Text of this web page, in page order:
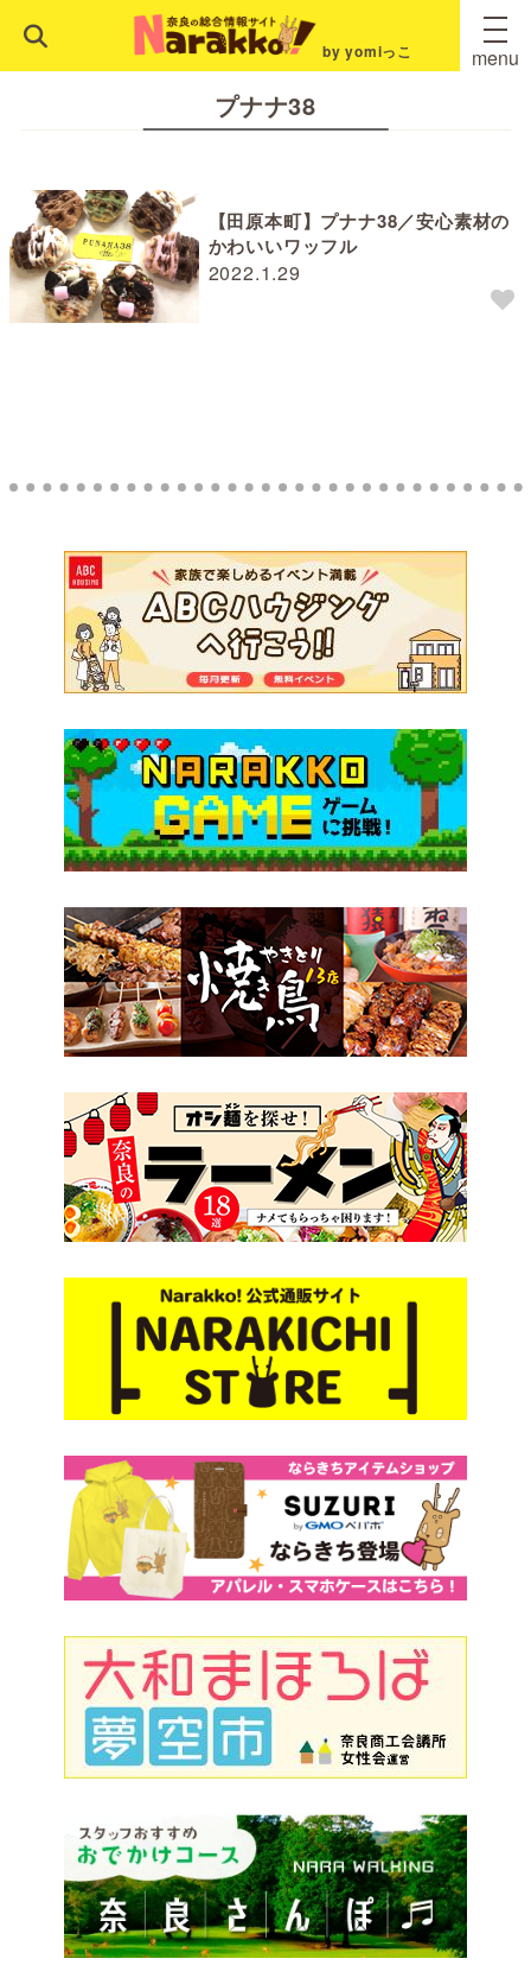
by yomiっこ menu
プナナ38
2022.1.29
【田原本町】プナナ38／安心素材の
かわいいワッフル